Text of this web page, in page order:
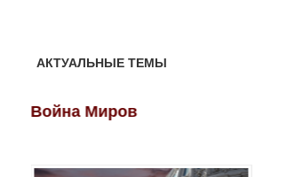
АКТУАЛЬНЫЕ ТЕМЫ
Война Миров